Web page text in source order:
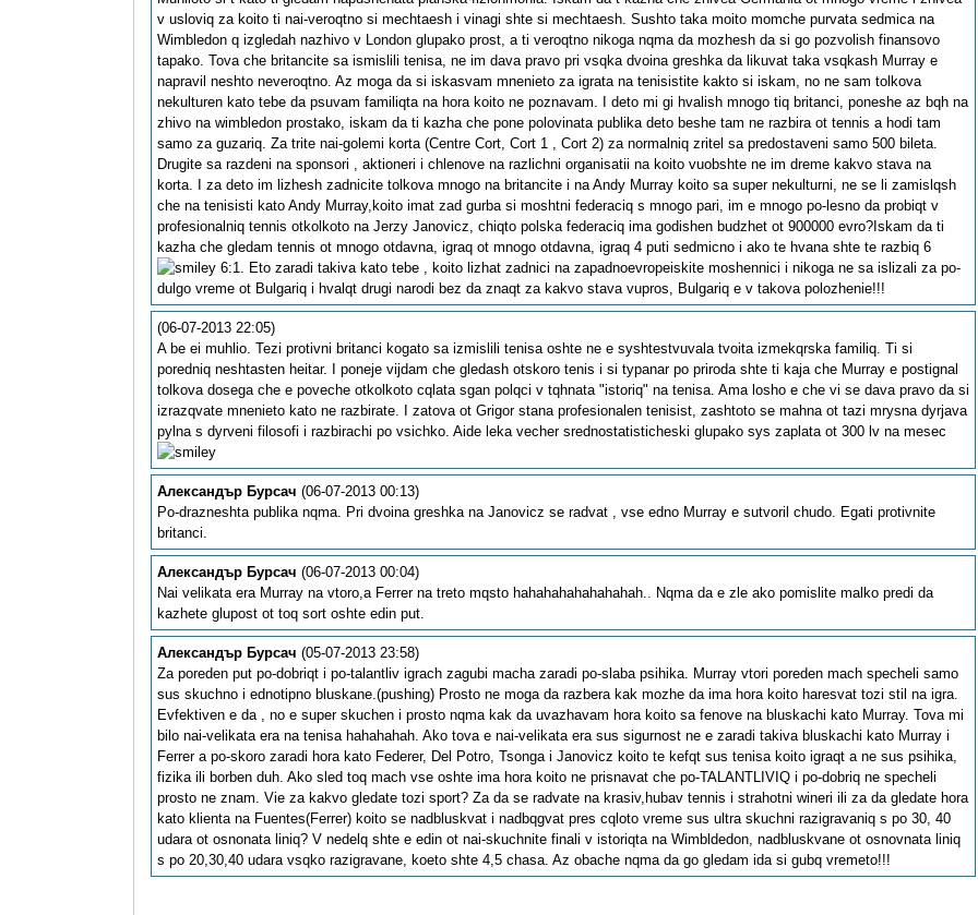
v usloviq za koito ti nai-veroqtno si mechtaesh i vinagi shte si mechtaesh. Sushto taka moito momche purvata sedmica na
Wimbledon q izgledah nazhivo v London glupako prost, a ti veroqtno nikoga nqma da mozhesh da si go pozvolish finansovo
tapako. Tova che britancite sa ismislili tenisa, ne im dava pravo pri vsqka dvoina greshka da likuvat taka vsqkash Murray e
napravil neshto neveroqtno. Az moga da si iskasvam mnenieto za igrata na tenisistite kakto si iskam, no ne sam tolkova
nekulturen kato tebe da psuvam familiqta na hora koito ne poznavam. I deto mi gi hvalish mnogo tiq britanci, poneshe az bqh na
zhivo na wimbledon prostako, iskam da ti kazha che pone polovinata publika deto beshe tam ne razbira ot tennis a hodi tam
samo za guzariq. Za trite nai-golemi korta (Centre Cort, Cort 1 , Cort 2) za normalniq zritel sa predostaveni samo 500 bileta.
Drugite sa razdeni na sponsori , aktioneri i chlenove na razlichni organisatii na koito vuobshte ne im dreme kakvo stava na
korta. I za deto im lizhesh zadnicite tolkova mnogo na britancite i na Andy Murray koito sa super nekulturni, ne se li zamislqsh
che na tenisisti kato Andy Murray,koito imat zad gurba si moshtni federaciq s mnogo pari, im e mnogo po-lesno da probiqt v
profesionalniq tennis otkolkoto na Jerzy Janovicz, chiqto polska federaciq ima godishen budzhet ot 900000 evro?Iskam da ti
kazha che gledam tennis ot mnogo otdavna, igraq ot mnogo otdavna, igraq 4 puti sedmicno i ako te hvana shte te razbiq 6
6:1. Eto zaradi takiva kato tebe , koito lizhat zadnici na zapadnoevropeiskite moshennici i nikoga ne sa islizali za po-
dulgo vreme ot Bulgariq i hvalqt drugi narodi bez da znaqt za kakvo stava vupros, Bulgariq e v takova polozhenie!!!
(06-07-2013 22:05)
A be ei muhlio. Tezi protivni britanci kogato sa izmislili tenisa oshte ne e syshtestvuvala tvoita izmekqrska familiq. Ti si
poredniq neshtasten heitar. I poneje vijdam che gledash otskoro tenis i si typanar po priroda shte ti kaja che Murray e postignal
tolkova dosega che e poveche otkolkoto cqlata sgan polqci v tqhnata "istoriq" na tenisa. Ama losho e che vi se dava pravo da si
izrazqvate mnenieto kato ne razbirate. I zatova ot Grigor stana profesionalen tenisist, zashtoto se mahna ot tazi mrysna dyrjava
pylna s dyrveni filosofi i razbirachi po vsichko. Aide leka vecher srednostatisticheski glupako sys zaplata ot 300 lv na mesec
Александър Бурсач (06-07-2013 00:13)
Po-drazneshta publika nqma. Pri dvoina greshka na Janovicz se radvat , vse edno Murray e sutvoril chudo. Egati protivnite
britanci.
Александър Бурсач (06-07-2013 00:04)
Nai velikata era Murray na vtoro,a Ferrer na treto mqsto hahahahahahahahah.. Nqma da e zle ako pomislite malko predi da
kazhete glupost ot toq sort oshte edin put.
Александър Бурсач (05-07-2013 23:58)
Za poreden put po-dobriqt i po-talantliv igrach zagubi macha zaradi po-slaba psihika. Murray vtori poreden mach specheli samo
sus skuchno i ednotipno bluskane.(pushing) Prosto ne moga da razbera kak mozhe da ima hora koito haresvat tozi stil na igra.
Evfektiven e da , no e super skuchen i prosto nqma kak da uvazhavam hora koito sa fenove na bluskachi kato Murray. Tova mi
bilo nai-velikata era na tenisa hahahahah. Ako tova e nai-velikata era sus sigurnost ne e zaradi takiva bluskachi kato Murray i
Ferrer a po-skoro zaradi hora kato Federer, Del Potro, Tsonga i Janovicz koito te kefqt sus tenisa koito igraqt a ne sus psihika,
fizika ili borben duh. Ako sled toq mach vse oshte ima hora koito ne prisnavat che po-TALANTLIVIQ i po-dobriq ne specheli
prosto ne znam. Vie za kakvo gledate tozi sport? Za da se radvate na krasiv,hubav tennis i strahotni wineri ili za da gledate hora
kato klienta na Fuentes(Ferrer) koito se nadbluskvat i nadbqgvat pres cqloto vreme sus ultra skuchni razigravaniq s po 30, 40
udara ot osnonata liniq? V nedelq shte e edin ot nai-skuchnite finali v istoriqta na Wimbldedon, nadbluskvane ot osnovnata liniq
s po 20,30,40 udara vsqko razigravane, koeto shte 4,5 chasa. Az obache nqma da go gledam ida si gubq vremeto!!!